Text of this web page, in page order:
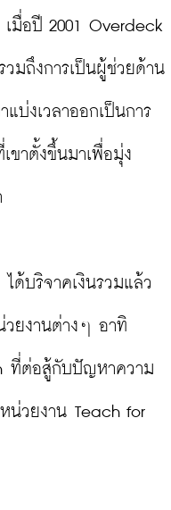
เมื่อปี 2001 Overdeck
มถึงการเป็นผู้ช่วยด้าน
แบ่งเวลาออกเป็นการ
ขาตั้งขึ้นมาเพื่อมุ่ง
ด้บริจาคเงินรวมแล้ว
วยงานต่างๆ อาทิ
ที่ต่อสู้กับปัญหาความ
น่วยงาน Teach for